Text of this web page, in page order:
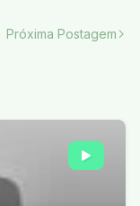
Próxima Postagem